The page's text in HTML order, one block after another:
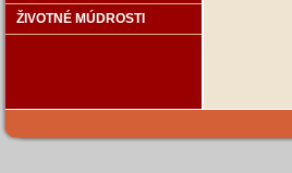
ŽIVOTNÉ MÚDROSTI